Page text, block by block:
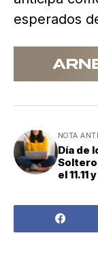
esperados
NOTA
Día de
el 11.11